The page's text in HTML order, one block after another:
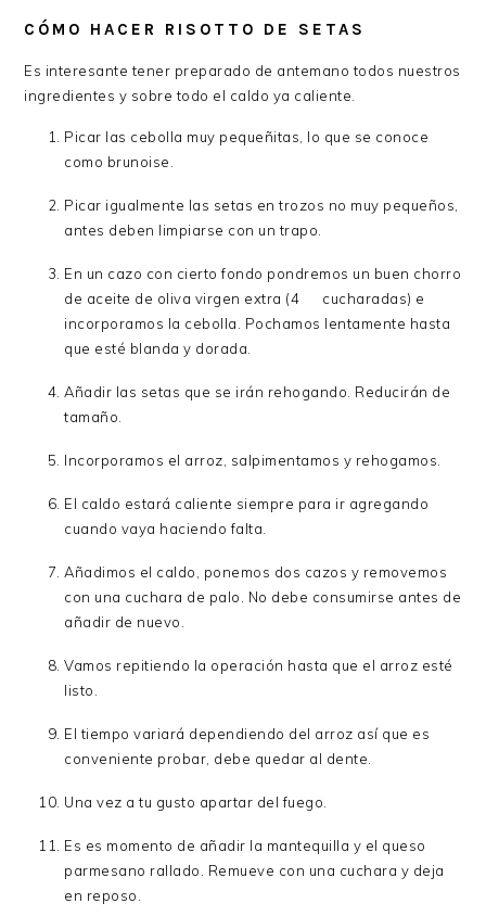
CÓMO HACER RISOTTO DE SETAS
Es interesante tener preparado de antemano todos nuestros
ingredientes y sobre todo el caldo ya caliente.
Picar las cebolla muy pequeñitas, lo que se conoce
como brunoise.
Picar igualmente las setas en trozos no muy pequeños,
antes deben limpiarse con un trapo.
En un cazo con cierto fondo pondremos un buen chorro
de aceite de oliva virgen extra (4 cucharadas) e
incorporamos la cebolla. Pochamos lentamente hasta
que esté blanda y dorada.
Añadir las setas que se irán rehogando. Reducirán de
tamaño.
Incorporamos el arroz, salpimentamos y rehogamos.
El caldo estará caliente siempre para ir agregando
cuando vaya haciendo falta.
Añadimos el caldo, ponemos dos cazos y removemos
con una cuchara de palo. No debe consumirse antes de
añadir de nuevo.
Vamos repitiendo la operación hasta que el arroz esté
listo.
El tiempo variará dependiendo del arroz así que es
conveniente probar, debe quedar al dente.
Una vez a tu gusto apartar del fuego.
Es es momento de añadir la mantequilla y el queso
parmesano rallado. Remueve con una cuchara y deja
en reposo.